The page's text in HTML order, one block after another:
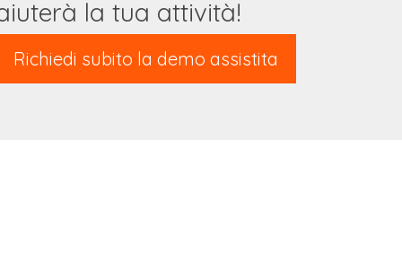
la tua attività!
Richiedi subito la demo assistita